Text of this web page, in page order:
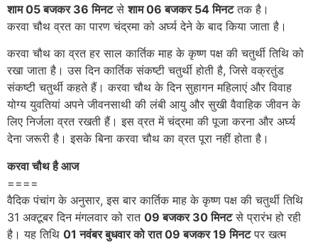
शाम 05 बजकर 36 मिनटसेशाम 06 बजकर 54 मिनटतक है।
करवा चौथ व्रत का पारण चंद्रमा को अर्घ्य देने के बाद किया जाता है।
करवा चौथ का व्रत हर साल कार्तिक माह के कृष्ण पक्ष की चतुर्थी तिथि को
रखा जाता है। उस दिन कार्तिक संकष्टी चतुर्थी होती है, जिसे वक्रतुंड
संकष्टी चतुर्थी कहते हैं। करवा चौथ के दिन सुहागन महिलाएं और विवाह
योग्य युवतियां अपने जीवनसाथी की लंबी आयु और सुखी वैवाहिक जीवन के
लिए निर्जला व्रत रखती हैं। इस व्रत में चंद्रमा की पूजा करना और अर्घ्य
देना जरूरी है। इसके बिना करवा चौथ का व्रत पूरा नहीं होता है।
करवा चौथ है आज
====
वैदिक पंचांग के अनुसार, इस बार कार्तिक माह के कृष्ण पक्ष की चतुर्थी तिथि
31 अक्टूबर दिन मंगलवार को रात 09 बजकर 30 मिनटसे प्रारंभ हो रही
है। यह तिथि 01 नवंबर बुधवार को रात 09 बजकर 19 मिनटपर खत्म